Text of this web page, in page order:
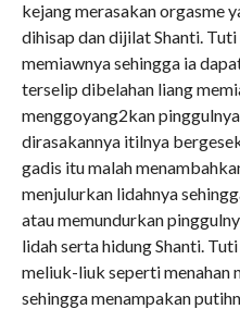
kejang merasakan orgasme
dihisap dan dijilat Shanti.
memiawnya sehingga ia
terselip dibelahan liang
menggoyang2kan
dirasakannya itilnya
gadis itu malah
menjulurkan lidahnya
atau memundurkan
lidah serta hidung Shanti.
meliuk-liuk seperti menahan
sehingga menampakan